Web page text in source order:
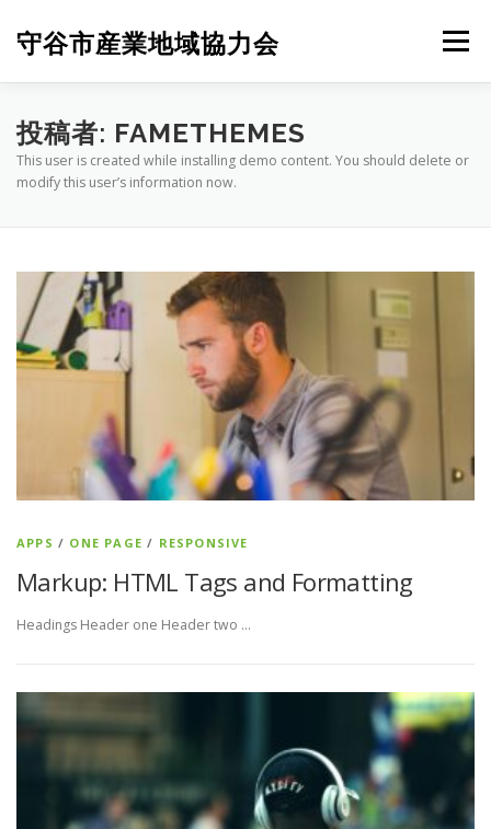
守谷市産業地域協力会 メニュー
協力会概要 もりやもり お問合せ
投稿者: FAMETHEMES
This user is created while installing demo content. You should delete or
modify this user’s information now.
APPS / ONE PAGE / RESPONSIVE
Markup: HTML Tags and Formatting
Headings Header one Header two …